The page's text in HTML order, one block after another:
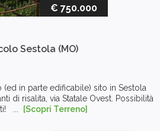
€ 750.000
Sestola (MO)
(ed in parte edificabile) sito in Sestola
di risalita, via Statale Ovest. Possibilità
...
[Scopri Terreno]